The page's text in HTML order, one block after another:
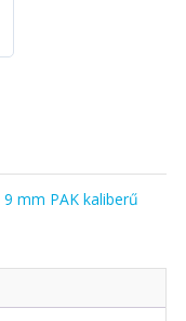
9 mm PAK kaliberű